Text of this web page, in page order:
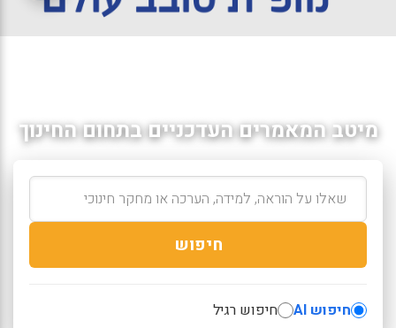
מיטב המאמרים העדכניים בתחום החינוך
חיפוש
חיפוש AI חיפוש רגיל